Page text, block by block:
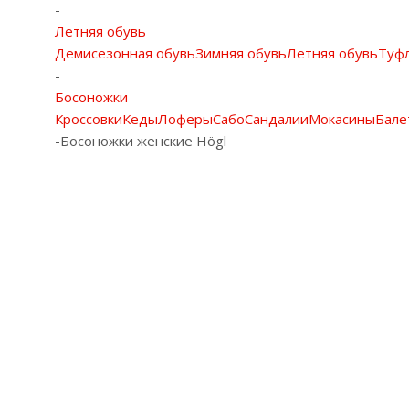
-
Летняя обувь
Демисезонная обувьЗимняя обувьЛетняя обувь
-
Босоножки
КроссовкиКедыЛоферыСабоСандалииМокасины
-Босоножки женские Högl